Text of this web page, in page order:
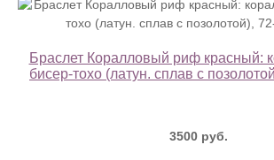
Браслет Коралловый риф красный:
бисер-тохо (латун. сплав с
3500 руб.